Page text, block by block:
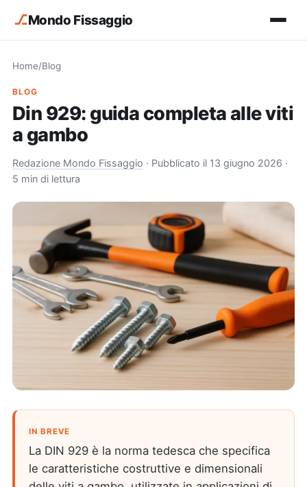
⎇Mondo Fissaggio
Home/Blog
BLOG
Din 929: guida completa alle viti
a gambo
Redazione Mondo Fissaggio · Pubblicato il 13 giugno 2026 ·
5 min di lettura
IN BREVE
La DIN 929 è la norma tedesca che specifica
le caratteristiche costruttive e dimensionali